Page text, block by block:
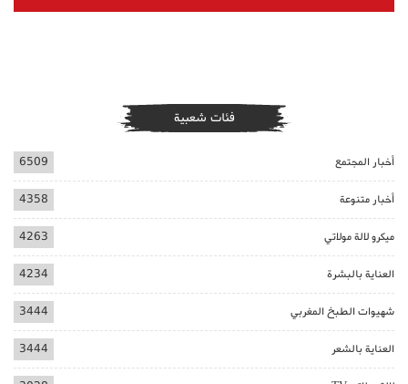
فئات شعبية
أخبار المجتمع 6509
أخبار متنوعة 4358
ميكرو لالة مولاتي 4263
العناية بالبشرة 4234
شهيوات الطبخ المغربي 3444
العناية بالشعر 3444